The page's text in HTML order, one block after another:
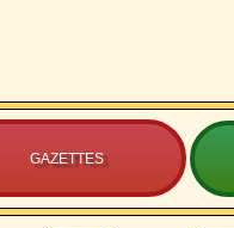
GAZETTES